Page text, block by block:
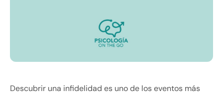
Descubrir una infidelidad es uno de los eventos más